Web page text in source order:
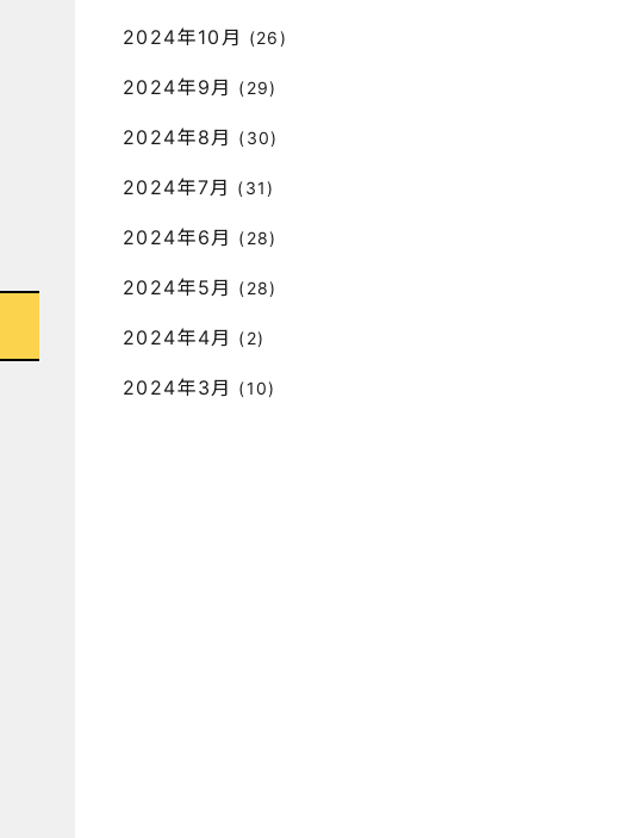
2024年10月 (26)
2024年9月 (29)
2024年8月 (30)
2024年7月 (31)
2024年6月 (28)
2024年5月 (28)
2024年4月 (2)
2024年3月 (10)